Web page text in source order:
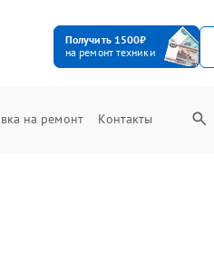
Получить 1500₽
на ремонт техники
на ремонт Контакты